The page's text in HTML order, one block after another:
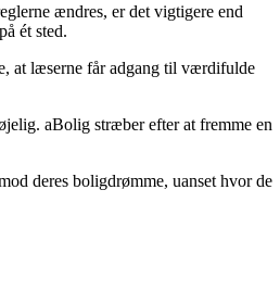
ændres, er det vigtigere end
ét sted.
at læserne får adgang til værdifulde
aBolig stræber efter at fremme en
deres boligdrømme, uanset hvor de